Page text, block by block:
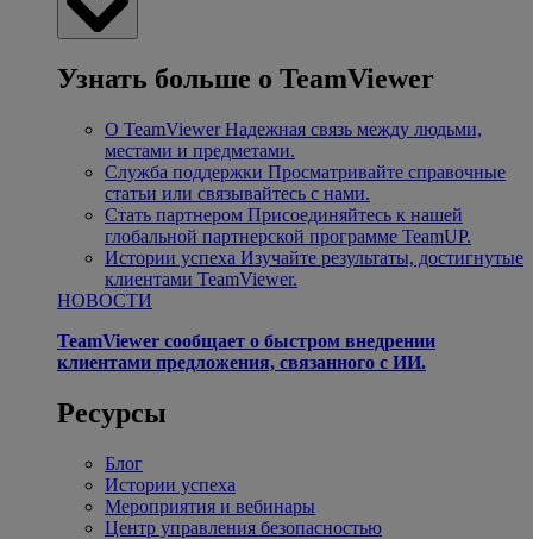
Узнать больше о TeamViewer
О TeamViewer Надежная связь между людьми,
местами и предметами.
Служба поддержки Просматривайте справочные
статьи или связывайтесь с нами.
Стать партнером Присоединяйтесь к нашей
глобальной партнерской программе TeamUP.
Истории успеха Изучайте результаты, достигнутые
клиентами TeamViewer.
НОВОСТИ
TeamViewer сообщает о быстром внедрении
клиентами предложения, связанного с ИИ.
Ресурсы
Блог
Истории успеха
Мероприятия и вебинары
Центр управления безопасностью